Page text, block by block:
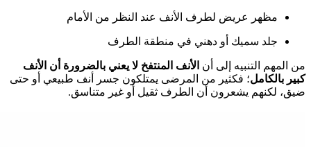
مظهر عريض لطرف الأنف عند النظر من الأمام
جلد سميك أو دهني في منطقة الطرف
من المهم التنبيه إلى أن الأنف المنتفخ لا يعني بالضرورة أن الأنف
كبير بالكامل؛ فكثير من المرضى يمتلكون جسر أنف طبيعي أو حتى
ضيق، لكنهم يشعرون أن الطرف ثقيل أو غير متناسق.